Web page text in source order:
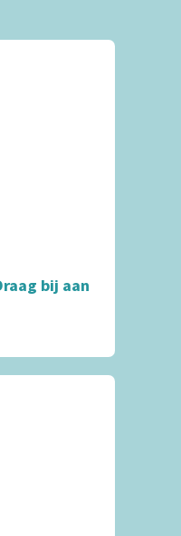
bij aan